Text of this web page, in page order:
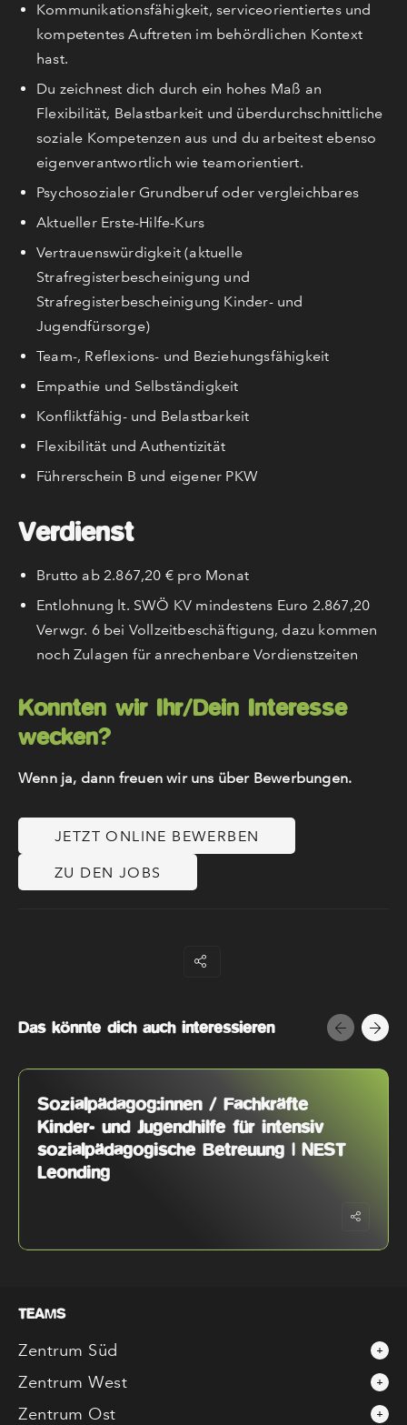
Kommunikationsfähigkeit, serviceorientiertes und
kompetentes Auftreten im behördlichen Kontext
hast.
Du zeichnest dich durch ein hohes Maß an
Flexibilität, Belastbarkeit und überdurchschnittliche
soziale Kompetenzen aus und du arbeitest ebenso
eigenverantwortlich wie teamorientiert.
Psychosozialer Grundberuf oder vergleichbares
Aktueller Erste-Hilfe-Kurs
Vertrauenswürdigkeit (aktuelle
Strafregisterbescheinigung und
Strafregisterbescheinigung Kinder- und
Jugendfürsorge)
Team-, Reflexions- und Beziehungsfähigkeit
Empathie und Selbständigkeit
Konfliktfähig- und Belastbarkeit
Flexibilität und Authentizität
Führerschein B und eigener PKW
Verdienst
Brutto ab 2.867,20 € pro Monat
Entlohnung lt. SWÖ KV mindestens Euro 2.867,20
Verwgr. 6 bei Vollzeitbeschäftigung, dazu kommen
noch Zulagen für anrechenbare Vordienstzeiten
Konnten wir Ihr/Dein Interesse
wecken?
Wenn ja, dann freuen wir uns über Bewerbungen.
JETZT ONLINE BEWERBEN
ZU DEN JOBS
Das könnte dich auch interessieren
Sozial­pädagog:innen / Fachkräfte
Kinder- und Jugend­hilfe für intensiv
sozial­pädagogische Betreuung | NEST
Leonding
TEAMS
Zentrum Süd
Zentrum West
Zentrum Ost